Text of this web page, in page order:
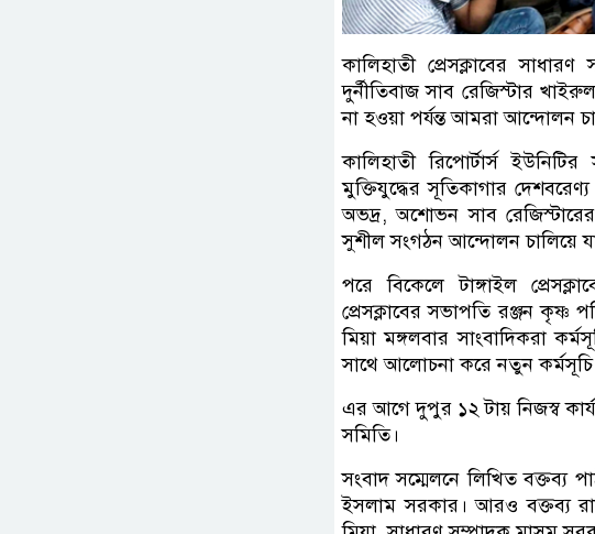
কালিহাতী প্রেসক্লাবের
দুর্নীতিবাজ সাব রেজিস্টার
না হওয়া পর্যন্ত আমরা আন্দোলন
কালিহাতী রিপোর্টার্স
মুক্তিযুদ্ধের সূতিকাগার
অভদ্র, অশোভন সাব রেজিস্টারের
সুশীল সংগঠন আন্দোলন চালিয়ে
পরে বিকেলে টাঙ্গাইল
প্রেসক্লাবের সভাপতি রঞ্জন কৃষ্ণ
মিয়া মঙ্গলবার সাংবাদিকরা
সাথে আলোচনা করে নতুন
এর আগে দুপুর ১২ টায় নিজস্ব
সমিতি।
সংবাদ সম্মেলনে লিখিত
ইসলাম সরকার। আরও বক্তব্য